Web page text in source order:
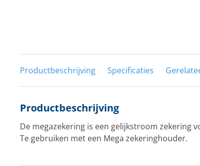
Productbeschrijving Specificaties
Productbeschrijving
De megazekering is een gelijkstroom zekering
Te gebruiken met een Mega zekeringhouder.